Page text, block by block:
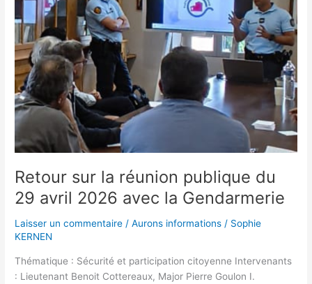
Retour sur la réunion publique du
29 avril 2026 avec la Gendarmerie
Laisser un commentaire /Aurons informations / Sophie
KERNEN
Thématique : Sécurité et participation citoyenne Intervenants
: Lieutenant Benoit Cottereaux, Major Pierre Goulon I.
avril
2026
avec
la
Gendarmerie